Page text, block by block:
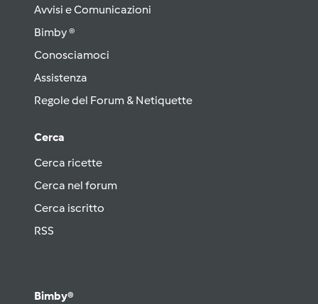
Avvisi e Comunicazioni
Bimby ®
Conosciamoci
Assistenza
Regole del Forum & Netiquette
Cerca
Cerca ricette
Cerca nel forum
Cerca iscritto
RSS
Bimby®